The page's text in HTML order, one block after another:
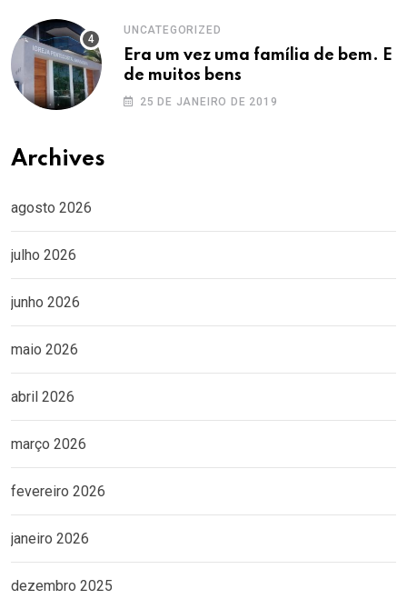
UNCATEGORIZED
Era um vez uma família de bem. E
de muitos bens
25 DE JANEIRO DE 2019
Archives
agosto 2026
julho 2026
junho 2026
maio 2026
abril 2026
março 2026
fevereiro 2026
janeiro 2026
dezembro 2025